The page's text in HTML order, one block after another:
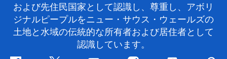
および先住民国家として認識し、尊重し、アボリ
ジナルピープルをニュー・サウス・ウェールズの
土地と水域の伝統的な所有者および居住者として
認識しています。